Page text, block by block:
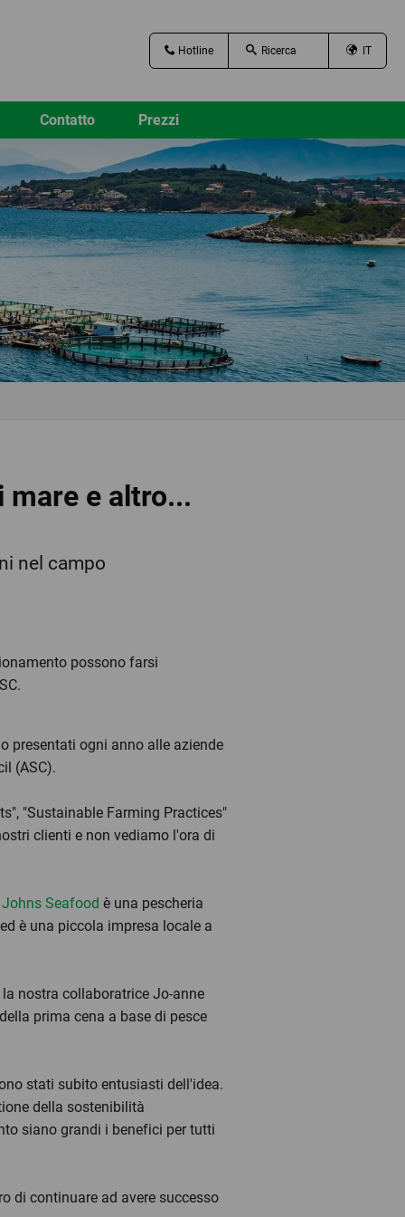
Hotline IT
Contatto Prezzi
e altro...
nel campo
possono farsi
presentati ogni anno alle aziende
(ASC).
"Sustainable Farming Practices"
clienti e non vediamo l'ora di
Seafood è una pescheria
è una piccola impresa locale a
la nostra collaboratrice Jo-anne
prima cena a base di pesce
stati subito entusiasti dell'idea.
della sostenibilità
siano grandi i benefici per tutti
di continuare ad avere successo